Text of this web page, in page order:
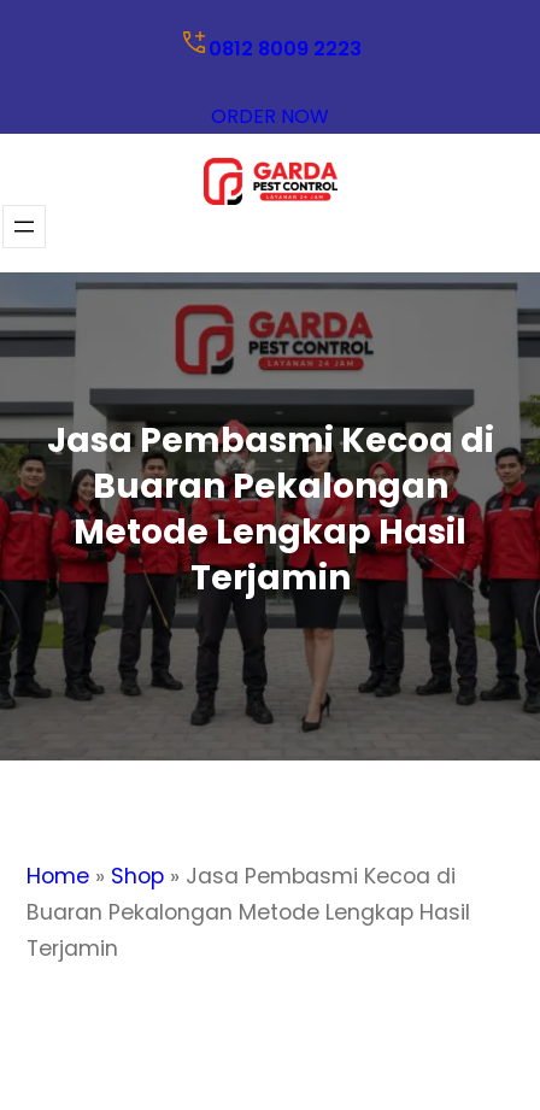
0812 8009 2223
ORDER NOW
Jasa Pembasmi Kecoa di
Buaran Pekalongan
Metode Lengkap Hasil
Terjamin
Home » Shop » Jasa Pembasmi Kecoa di
Buaran Pekalongan Metode Lengkap Hasil
Terjamin